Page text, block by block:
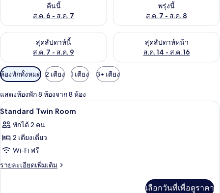
คืนนี้
ส.ค. 6 - ส.ค. 7
พรุ่งนี้
ส.ค. 7 - ส.ค. 8
สุดสัปดาห์นี้
ส.ค. 7 - ส.ค. 9
ตรวจสอบจำนวนห้องพักว่างในสุดสัปดาห์นี้ ส.ค. 7 - ส.ค. 9
สุดสัปดาห์หน้า
ส.ค. 14 - ส.ค. 16
ตรวจสอบจำนวนห้องพักว่างใน
ตัว
กรอง
ที่
มี
ให้
สำหรับ
ห้อง
ห้องพักทั้งหมด 2 เตียง 1 เตียง 3+ เตียง
แสดงห้องพัก 8 ห้องจาก 8 ห้อง
เปิด
ภาพถ่าย
ทั้งหมด
ของ
Standard
ตู้นิรภัยในห้องพัก, โต๊ะทำงาน, ผ้าม่าน
1
Standard Twin Room
พักได้ 2 คน
2 เตียงเดี่ยว
Wi-Fi ฟรี
รายละเอียดเพิ่มเติม
ราย
เลือกวันที่เพื่อดูราคา